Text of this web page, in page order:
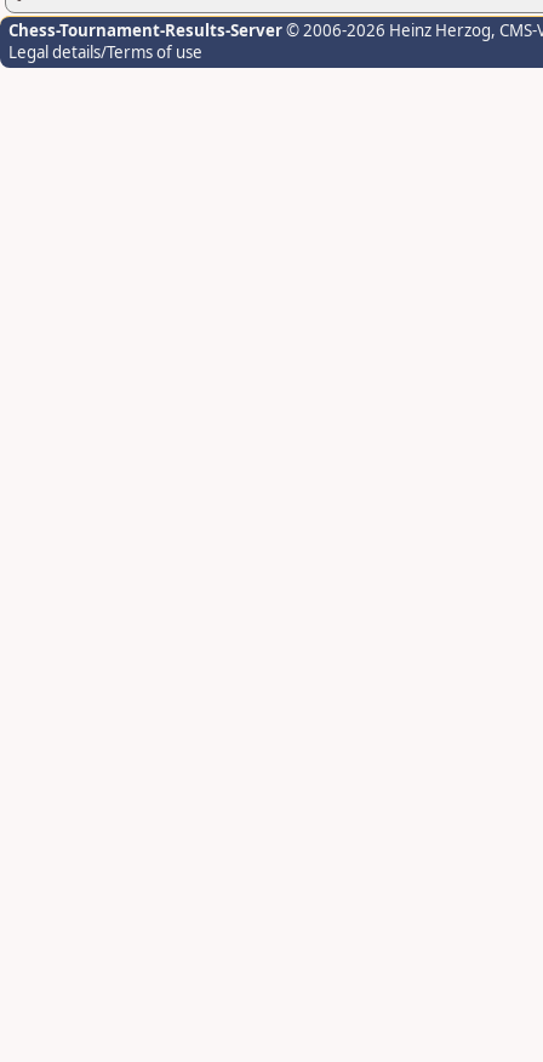
Chess-Tournament-Results-Server© 2006-2026 Heinz Herzog,
Legal details/Terms of use